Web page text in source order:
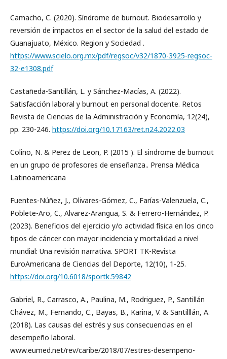
Camacho, C. (2020). Síndrome de burnout. Biodesarrollo y
reversión de impactos en el sector de la salud del estado de
Guanajuato, México. Region y Sociedad .
https://www.scielo.org.mx/pdf/regsoc/v32/1870-3925-regsoc-
32-e1308.pdf
Castañeda-Santillán, L. y Sánchez-Macías, A. (2022).
Satisfacción laboral y burnout en personal docente. Retos
Revista de Ciencias de la Administración y Economía, 12(24),
pp. 230-246. https://doi.org/10.17163/ret.n24.2022.03
Colino, N. & Perez de Leon, P. (2015 ). El sindrome de burnout
en un grupo de profesores de enseñanza.. Prensa Médica
Latinoamericana
Fuentes-Núñez, J., Olivares-Gómez, C., Farías-Valenzuela, C.,
Poblete-Aro, C., Alvarez-Arangua, S. & Ferrero-Hernández, P.
(2023). Beneficios del ejercicio y/o actividad física en los cinco
tipos de cáncer con mayor incidencia y mortalidad a nivel
mundial: Una revisión narrativa. SPORT TK-Revista
EuroAmericana de Ciencias del Deporte, 12(10), 1-25.
https://doi.org/10.6018/sportk.59842
Gabriel, R., Carrasco, A., Paulina, M., Rodriguez, P., Santillán
Chávez, M., Fernando, C., Bayas, B., Karina, V. & Santilllán, A.
(2018). Las causas del estrés y sus consecuencias en el
desempeño laboral.
www.eumed.net/rev/caribe/2018/07/estres-desempeno-